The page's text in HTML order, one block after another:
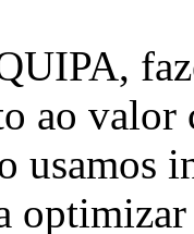
ao valor
usamos